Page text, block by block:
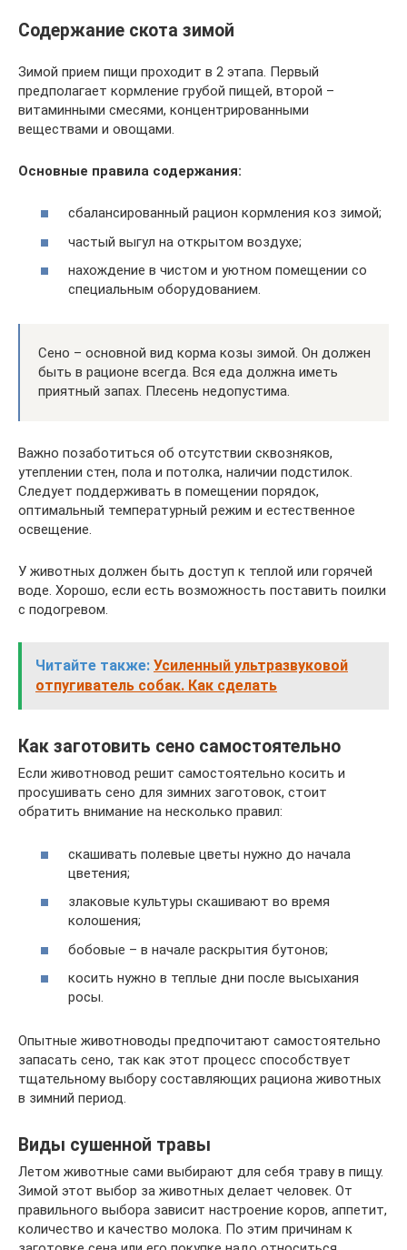
Содержание скота зимой
Зимой прием пищи проходит в 2 этапа. Первый
предполагает кормление грубой пищей, второй –
витаминными смесями, концентрированными
веществами и овощами.
Основные правила содержания:
сбалансированный рацион кормления коз зимой;
частый выгул на открытом воздухе;
нахождение в чистом и уютном помещении со
специальным оборудованием.
Сено – основной вид корма козы зимой. Он должен
быть в рационе всегда. Вся еда должна иметь
приятный запах. Плесень недопустима.
Важно позаботиться об отсутствии сквозняков,
утеплении стен, пола и потолка, наличии подстилок.
Следует поддерживать в помещении порядок,
оптимальный температурный режим и естественное
освещение.
У животных должен быть доступ к теплой или горячей
воде. Хорошо, если есть возможность поставить поилки
с подогревом.
Читайте также: Усиленный ультразвуковой
отпугиватель собак. Как сделать
Как заготовить сено самостоятельно
Если животновод решит самостоятельно косить и
просушивать сено для зимних заготовок, стоит
обратить внимание на несколько правил:
скашивать полевые цветы нужно до начала
цветения;
злаковые культуры скашивают во время
колошения;
бобовые – в начале раскрытия бутонов;
косить нужно в теплые дни после высыхания
росы.
Опытные животноводы предпочитают самостоятельно
запасать сено, так как этот процесс способствует
тщательному выбору составляющих рациона животных
в зимний период.
Виды сушенной травы
Летом животные сами выбирают для себя траву в пищу.
Зимой этот выбор за животных делает человек. От
правильного выбора зависит настроение коров, аппетит,
количество и качество молока. По этим причинам к